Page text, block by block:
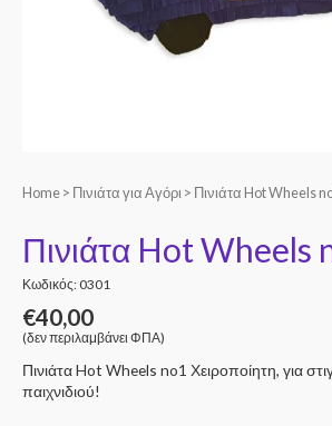
Home > Πινιάτα για Αγόρι > Πινιάτα Hot Wheels
Πινιάτα Hot Wheels
Κωδικός: 0301
€40,00
(δεν περιλαμβάνει ΦΠΑ)
Πινιάτα Hot Wheels no1 Χειροποίητη, για
παιχνιδιού!